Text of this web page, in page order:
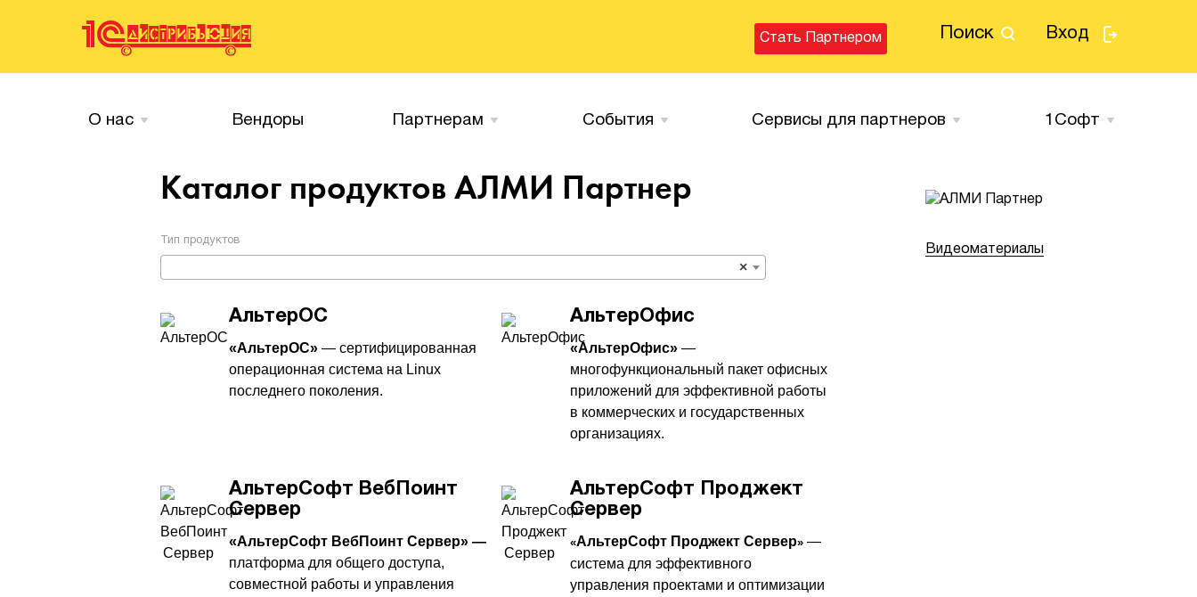
Поиск Вход
Стать Партнером
О нас Вендоры Партнерам События Сервисы для партнеров 1Cофт
Каталог продуктов АЛМИ Партнер
Тип продуктов
×
АльтерОС
«АльтерОС» — сертифицированная
операционная система на Linux
последнего поколения.
АльтерОфис
«АльтерОфис»—
многофункциональный пакет офисных
приложений для эффективной работы
в коммерческих и государственных
организациях.
АльтерСофт ВебПоинт
Сервер
«АльтерСофт ВебПоинт Сервер» —
платформа для общего доступа,
совместной работы и управления
АльтерСофт Проджект
Сервер
«АльтерСофт Проджект Сервер» —
система для эффективного
управления проектами и оптимизации
Видеоматериалы